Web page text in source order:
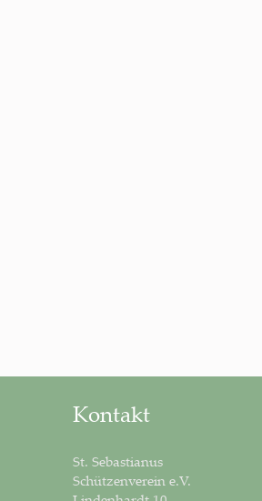
Kontakt
St. Sebastianus
Schützenverein e.V.